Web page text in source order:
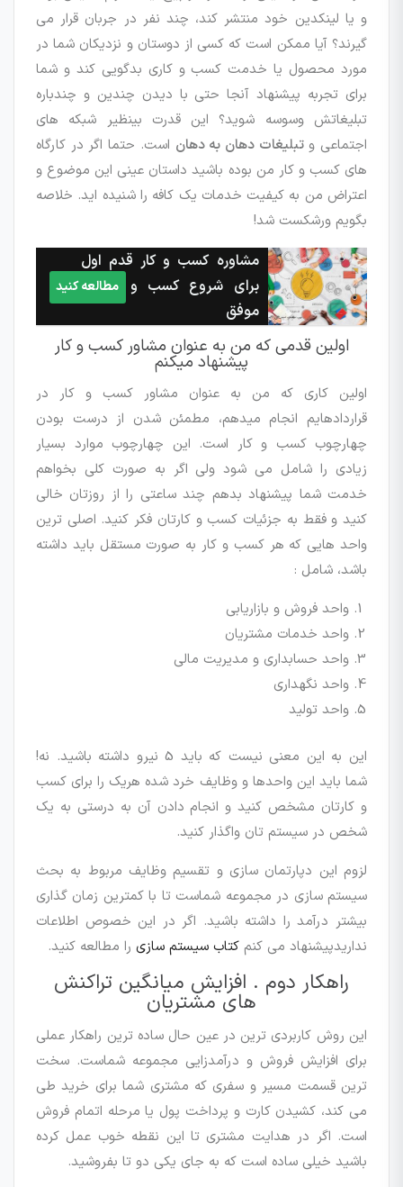
و یا لینکدین خود منتشر کند، چند نفر در جربان قرار می
گیرند؟ آیا ممکن است که کسی از دوستان و نزدیکان شما در
مورد محصول یا خدمت کسب و کاری بدگویی کند و شما
برای تجربه پیشنهاد آنجا حتی با دیدن چندین و چندباره
تبلیغاتش وسوسه شوید؟ این قدرت بینظیر شبکه های
اجتماعی وتبلیغات دهان به دهان است. حتما اگر در کارگاه
های کسب و کار من بوده باشید داستان عینی این موضوع و
اعتراض من به کیفیت خدمات یک کافه را شنیده اید. خلاصه
بگویم ورشکست شد!
مشاوره کسب و کار قدم اول
برای شروع کسب و کارهای
موفق
مطالعه کنید
اولین قدمی که من به عنوان مشاور کسب و کار
پیشنهاد میکنم
اولین کاری که من به عنوان مشاور کسب و کار در
قراردادهایم انجام میدهم، مطمئن شدن از درست بودن
چهارچوب کسب و کار است. این چهارچوب موارد بسیار
زیادی را شامل می شود ولی اگر به صورت کلی بخواهم
خدمت شما پیشنهاد بدهم چند ساعتی را از روزتان خالی
کنید و فقط به جزئیات کسب و کارتان فکر کنید. اصلی ترین
واحد هایی که هر کسب و کار به صورت مستقل باید داشته
باشد، شامل :
واحد فروش و بازاریابی
واحد خدمات مشتریان
واحد حسابداری و مدیریت مالی
واحد نگهداری
واحد تولید
این به این معنی نیست که باید 5 نیرو داشته باشید. نه!
شما باید این واحدها و وظایف خرد شده هریک را برای کسب
و کارتان مشخص کنید و انجام دادن آن به درستی به یک
شخص در سیستم تان واگذار کنید.
لزوم این دپارتمان سازی و تقسیم وظایف مربوط به بحث
سیستم سازی در مجموعه شماست تا با کمترین زمان گذاری
بیشتر درآمد را داشته باشید. اگر در این خصوص اطلاعات
نداریدپیشنهاد می کنم کتاب سیستم سازی را مطالعه کنید.
راهکار دوم . افزایش میانگین تراکنش
های مشتریان
این روش کاربردی ترین در عین حال ساده ترین راهکار عملی
برای افزایش فروش و درآمدزایی مجموعه شماست. سخت
ترین قسمت مسیر و سفری که مشتری شما برای خرید طی
می کند، کشیدن کارت و پرداخت پول یا مرحله اتمام فروش
است. اگر در هدایت مشتری تا این نقطه خوب عمل کرده
باشید خیلی ساده است که به جای یکی دو تا بفروشید.